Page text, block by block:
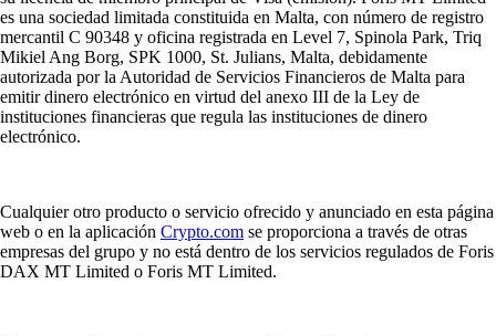
es una sociedad limitada constituida en Malta, con número de registro
mercantil C 90348 y oficina registrada en Level 7, Spinola Park, Triq
Mikiel Ang Borg, SPK 1000, St. Julians, Malta, debidamente
autorizada por la Autoridad de Servicios Financieros de Malta para
emitir dinero electrónico en virtud del anexo III de la Ley de
instituciones financieras que regula las instituciones de dinero
electrónico.
Cualquier otro producto o servicio ofrecido y anunciado en esta página
web o en la aplicación Crypto.com se proporciona a través de otras
empresas del grupo y no está dentro de los servicios regulados de Foris
DAX MT Limited o Foris MT Limited.